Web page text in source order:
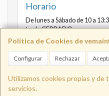
Política de Cookies de
Configurar Rechazar
Utilizamos cookies propias y
servicios.
Horario
De lunes a Sábado de 10 a
tarde CERRADO